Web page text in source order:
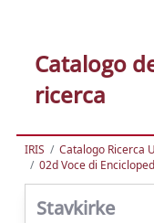
Catalogo
ricerca
IRIS Catalogo Ricerca
02d Voce di
Stavkirke